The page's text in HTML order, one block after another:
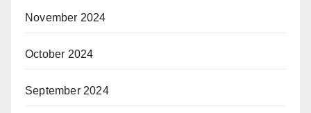
November 2024
October 2024
September 2024